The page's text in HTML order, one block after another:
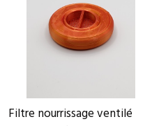
Filtre nourrissage ventilé
(6)
KIT
ou
GRANDE